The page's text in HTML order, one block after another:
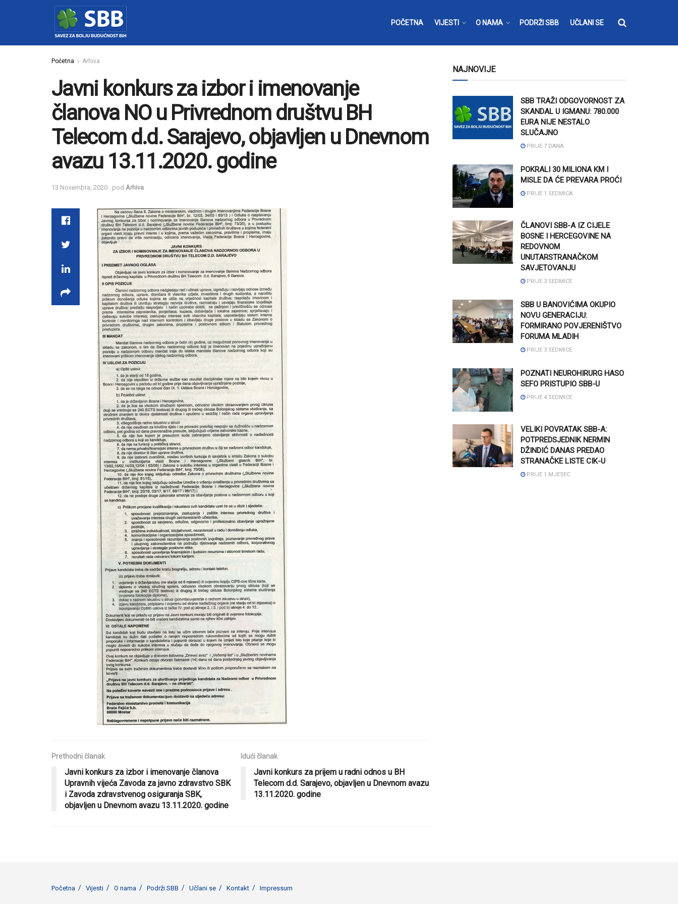
POČETNA VIJESTI O NAMA PODRŽI SBB UČLANI SE
Početna Arhiva
Javni konkurs za izbor i imenovanje
članova NO u Privrednom društvu BH
Telecom d.d. Sarajevo, objavljen u Dnevnom
avazu 13.11.2020. godine
13 Novembra, 2020 pod Arhiva
Prethodni članak
Javni konkurs za izbor i imenovanje članova
Upravnih vijeća Zavoda za javno zdravstvo SBK
i Zavoda zdravstvenog osiguranja SBK,
objavljen u Dnevnom avazu 13.11.2020. godine
Idući članak
Javni konkurs za prijem u radni odnos u BH
Telecom d.d. Sarajevo, objavljen u Dnevnom avazu
13.11.2020. godine
NAJNOVIJE
SBB TRAŽI ODGOVORNOST ZA
SKANDAL U IGMANU: 780.000
EURA NIJE NESTALO
SLUČAJNO
PRIJE 7 DANA
POKRALI 30 MILIONA KM I
MISLE DA ĆE PREVARA PROĆI
PRIJE 1 SEDMICA
ČLANOVI SBB-A IZ CIJELE
BOSNE I HERCEGOVINE NA
REDOVNOM
UNUTARSTRANAČKOM
SAVJETOVANJU
PRIJE 3 SEDMICE
SBB U BANOVIĆIMA OKUPIO
NOVU GENERACIJU:
FORMIRANO POVJERENIŠTVO
FORUMA MLADIH
PRIJE 3 SEDMICE
POZNATI NEUROHIRURG HASO
SEFO PRISTUPIO SBB-U
PRIJE 4 SEDMICE
VELIKI POVRATAK SBB-A:
POTPREDSJEDNIK NERMIN
DŽINDIĆ DANAS PREDAO
STRANAČKE LISTE CIK-U
PRIJE 1 MJESEC
Početna Vijesti O nama Podrži SBB Učlani se Kontakt Impressum